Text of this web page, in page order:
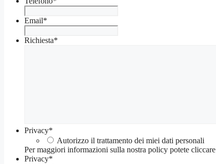
Email*
Richiesta*
Privacy*
Autorizzo il trattamento dei miei dati personali
Per maggiori informazioni sulla nostra policy potete cliccare
Privacy*